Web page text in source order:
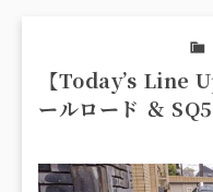
【Today’s Line
ールロード ＆ SQ5